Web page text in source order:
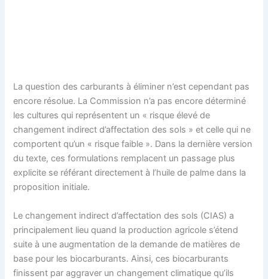
La question des carburants à éliminer n’est cependant pas
encore résolue. La Commission n’a pas encore déterminé
les cultures qui représentent un « risque élevé de
changement indirect d’affectation des sols » et celle qui ne
comportent qu’un « risque faible ». Dans la dernière version
du texte, ces formulations remplacent un passage plus
explicite se référant directement à l’huile de palme dans la
proposition initiale.
Le changement indirect d’affectation des sols (CIAS) a
principalement lieu quand la production agricole s’étend
suite à une augmentation de la demande de matières de
base pour les biocarburants. Ainsi, ces biocarburants
finissent par aggraver un changement climatique qu’ils